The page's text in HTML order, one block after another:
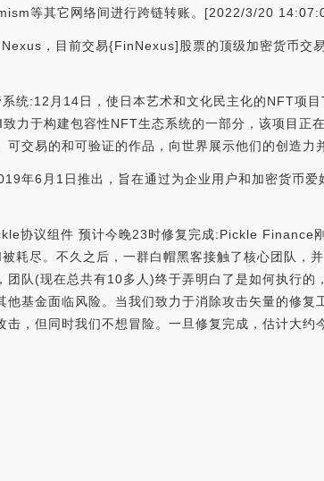
等其它网络间进行跨链转账。[2022/3/20
，目前交易{FinNexus]股票的顶级加密货币交
统:12月14日，使日本艺术和文化民主化的NFT项
力于构建包容性NFT生态系统的一部分，该项目正
可交易的和可验证的作品，向世界展示他们的创造
年6月1日推出，旨在通过为企业用户和加密货币
协议组件 预计今晚23时修复完成:Pickle Finance
尽。不久之后，一群白帽黑客接触了核心团队，
团队(现在总共有10多人)终于弄明白了是如何执行
基金面临风险。当我们致力于消除攻击矢量的修
击，但同时我们不想冒险。一旦修复完成，估计大